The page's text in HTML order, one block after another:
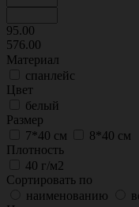
95.00
576.00
Материал
спанлейс
Цвет
белый
Размер
7*40 см
8*40 см
Плотность
40 г/м2
Сортировать по
наименованию